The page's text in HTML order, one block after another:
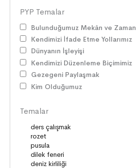
BİLİM ve TEKNOLOJİ
DİLİMİZİN ZENGİNLİĞİ
SAĞLIK
OKUMA KÜLTÜRÜ
GELENEKLER
DESTANLAR
SANAT
DEĞERLERİMİZ
ÇOCUK DÜNYASI
TARİH
PYP Temalar
Bulunduğumuz Mekân ve Zaman
Kendimizi İfade Etme Yollarımız
Dünyanın İşleyişi
Kendimizi Düzenleme Biçimimiz
Gezegeni Paylaşmak
Kim Olduğumuz
Temalar